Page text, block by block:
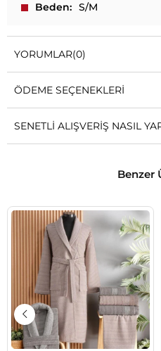
Beden
S/M
YORUMLAR(0)
ÖDEME SEÇENEKLERI
SENETLI ALIŞVERIŞ NASIL
Benzer